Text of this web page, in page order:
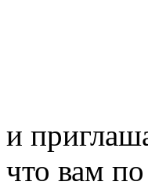
и
что вам